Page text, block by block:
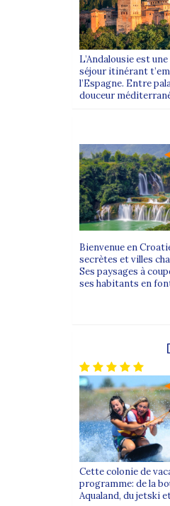
- Payer votre
L’Andalousie est
séjour itinérant
l’Espagne. Entre
douceur
Bienvenue en
secrètes et villes
Ses paysages à
ses habitants en
Cette colonie de
programme: de la
Aqualand, du jetski